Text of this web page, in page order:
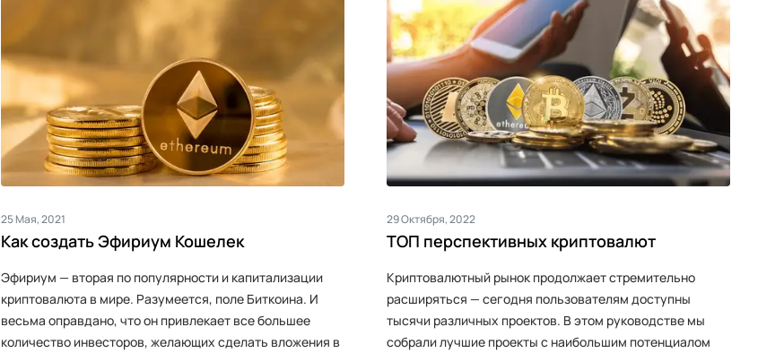
25 Мая, 2021
Как создать Эфириум Кошелек
Эфириум — вторая по популярности и капитализации
криптовалюта в мире. Разумеется, поле Биткоина. И
весьма оправдано, что он привлекает все большее
количество инвесторов, желающих сделать вложения в
29 Октября, 2022
ТОП перспективных криптовалют
Криптовалютный рынок продолжает стремительно
расширяться — сегодня пользователям доступны
тысячи различных проектов. В этом руководстве мы
собрали лучшие проекты с наибольшим потенциалом